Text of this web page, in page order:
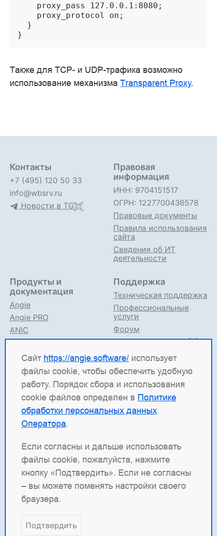
    proxy_pass 127.0.0.1:8080;
    proxy_protocol on;
  }
}
Также для TCP- и UDP-трафика возможно
использование механизма Transparent Proxy.
Сайт https://angie.software/ использует
файлы cookie, чтобы обеспечить удобную
работу. Порядок сбора и использования
cookie файлов определен в Политике
обработки персональных данных
Оператора.
Если согласны и дальше использовать
файлы cookie, пожалуйста, нажмите
кнопку «Подтвердить». Если не согласны
– вы можете поменять настройки своего
браузера.
Подтвердить
Контакты
+7 (495) 120 50 33
info@wbsrv.ru
Новости в TG
Правовая
информация
ИНН: 9704151517
ОГРН: 1227700436578
Правовые документы
Правила использования
сайта
Сведения об ИТ
деятельности
Продукты и
документация
Angie
Angie PRO
ANIC
Angie ADC
Документация
Поддержка
Техническая поддержка
Профессиональные
услуги
Форум
Поддержка в TG
Angie Software(ООО "Веб-Сервер") — российская
ИТ-компания, которая развивает решения для
высоконагруженных систем. Среди наших
продуктов: система балансировки
(контроллер доставки приложений), веб-сервер
Angie PROиAngie Ingress Controller(ANIC) —
решение для управления трафиком
контейнеризированных приложений в Kubernetes.
Наша отдельная гордость — веб-сервер с
открытым кодом
nginx и призван превзойти функциональность